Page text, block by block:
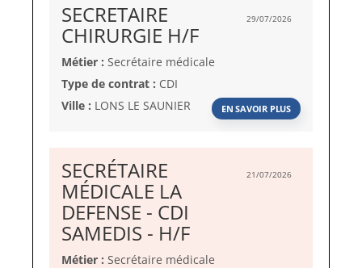
29/07/2026
SECRETAIRE
CHIRURGIE H/F(Nouvelle
fenêtre)
Métier : Secrétaire médicale
Type de contrat : CDI
Ville : LONS LE SAUNIER EN SAVOIR PLUS
21/07/2026
SECRÉTAIRE
MÉDICALE LA
DEFENSE - CDI
SAMEDIS - H/F(Nouvelle
fenêtre)
Métier : Secrétaire médicale